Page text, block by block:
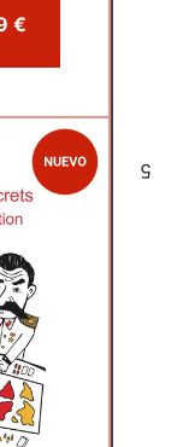
5
Comprar por 20,99 €